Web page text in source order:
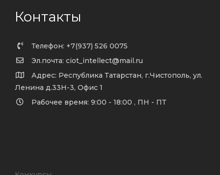
Контакты
Телефон: +7(937) 526 0075
Эл.почта: ciot_intellect@mail.ru
Адрес: Республика Татарстан, г.Чистополь, ул.
Ленина д.33Н-3, Офис 1
Рабочее время: 9:00 - 18:00 , ПН - ПТ